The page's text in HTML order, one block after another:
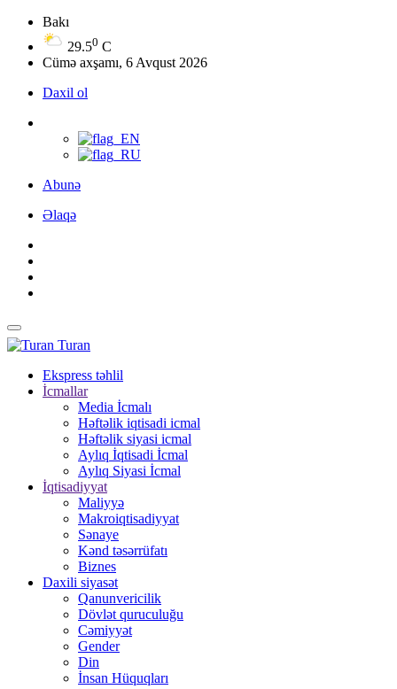
Bakı
29.50 C
Cümə axşamı, 6 Avqust 2026
Daxil ol
Abunə
Əlaqə
Turan
Ekspress təhlil
İcmallar
Media İcmalı
Həftəlik iqtisadi icmal
Həftəlik siyasi icmal
Aylıq İqtisadi İcmal
Aylıq Siyasi İcmal
İqtisadiyyat
Maliyyə
Makroiqtisadiyyat
Sənaye
Kənd təsərrüfatı
Biznes
Daxili siyasət
Qanunvericilik
Dövlət quruculuğu
Cəmiyyət
Gender
Din
İnsan Hüquqları